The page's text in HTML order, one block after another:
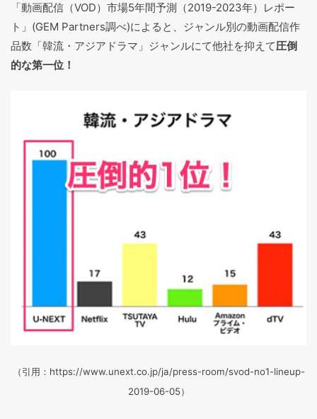
「動画配信（VOD）市場5年間予測（2019-2023年）レポー
ト」(GEM Partners調べ)によると、ジャンル別の動画配信作
品数「韓流・アジアドラマ」ジャンルにて他社を抑えて圧倒
的な第一位！
（引用：https://www.unext.co.jp/ja/press-room/svod-no1-lineup-
2019-06-05）